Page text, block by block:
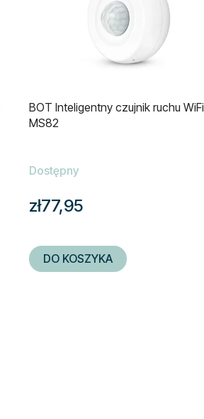
BOT Inteligentny czujnik ruchu WiFi
MS82
Dostępny
zł77,95
DO KOSZYKA